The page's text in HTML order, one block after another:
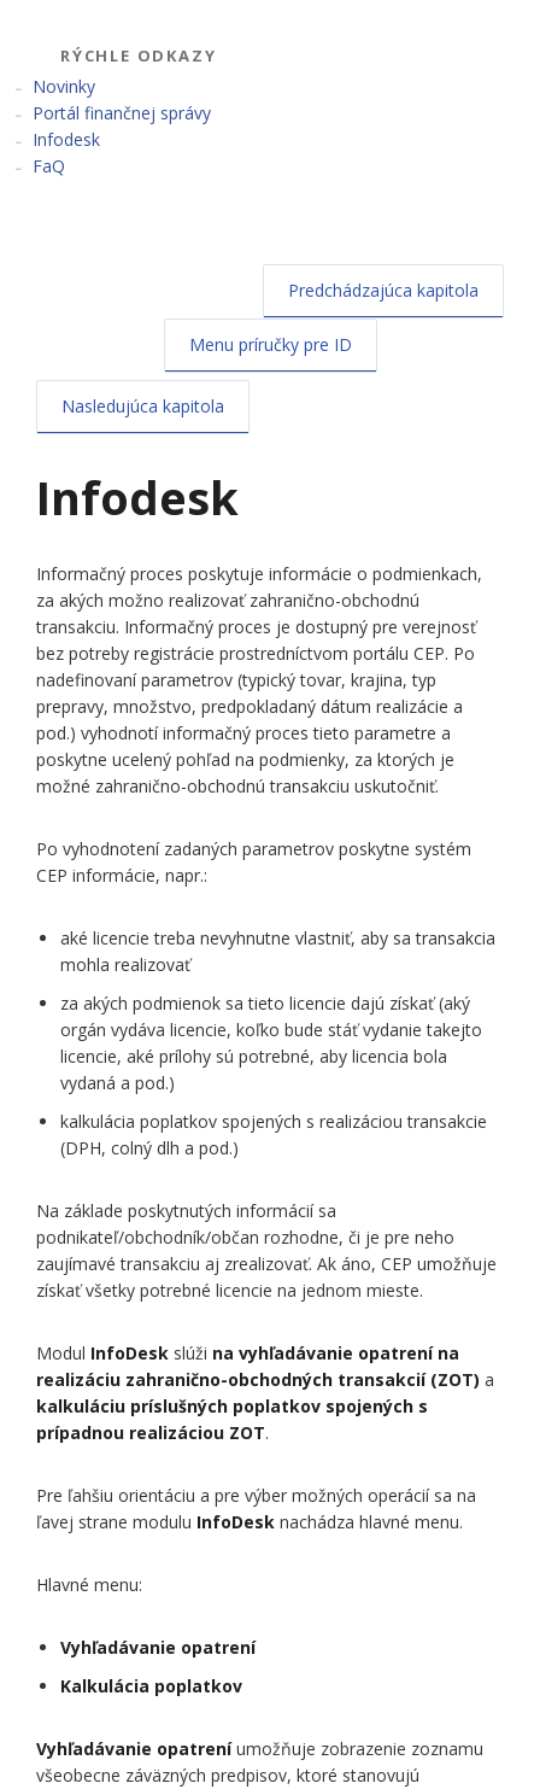
RÝCHLE ODKAZY
Novinky
Portál finančnej správy
Infodesk
FaQ
Predchádzajúca kapitola
Menu príručky pre ID
Nasledujúca kapitola
Infodesk
Informačný proces poskytuje informácie o podmienkach,
za akých možno realizovať zahranično-obchodnú
transakciu. Informačný proces je dostupný pre verejnosť
bez potreby registrácie prostredníctvom portálu CEP. Po
nadefinovaní parametrov (typický tovar, krajina, typ
prepravy, množstvo, predpokladaný dátum realizácie a
pod.) vyhodnotí informačný proces tieto parametre a
poskytne ucelený pohľad na podmienky, za ktorých je
možné zahranično-obchodnú transakciu uskutočniť.
Po vyhodnotení zadaných parametrov poskytne systém
CEP informácie, napr.:
aké licencie treba nevyhnutne vlastniť, aby sa transakcia
mohla realizovať
za akých podmienok sa tieto licencie dajú získať (aký
orgán vydáva licencie, koľko bude stáť vydanie takejto
licencie, aké prílohy sú potrebné, aby licencia bola
vydaná a pod.)
kalkulácia poplatkov spojených s realizáciou transakcie
(DPH, colný dlh a pod.)
Na základe poskytnutých informácií sa
podnikateľ/obchodník/občan rozhodne, či je pre neho
zaujímavé transakciu aj zrealizovať. Ak áno, CEP umožňuje
získať všetky potrebné licencie na jednom mieste.
Modul InfoDesk slúži na vyhľadávanie opatrení na
realizáciu zahranično-obchodných transakcií (ZOT) a
kalkuláciu príslušných poplatkov spojených s
prípadnou realizáciou ZOT.
Pre ľahšiu orientáciu a pre výber možných operácií sa na
ľavej strane modulu InfoDesk nachádza hlavné menu.
Hlavné menu:
Vyhľadávanie opatrení
Kalkulácia poplatkov
Vyhľadávanie opatreníumožňuje zobrazenie zoznamu
všeobecne záväzných predpisov, ktoré stanovujú